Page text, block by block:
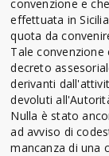
convenzione e
effettuata in
quota da
Tale
decreto
derivanti
devoluti
Nulla è stato
ad avviso di
mancanza di una